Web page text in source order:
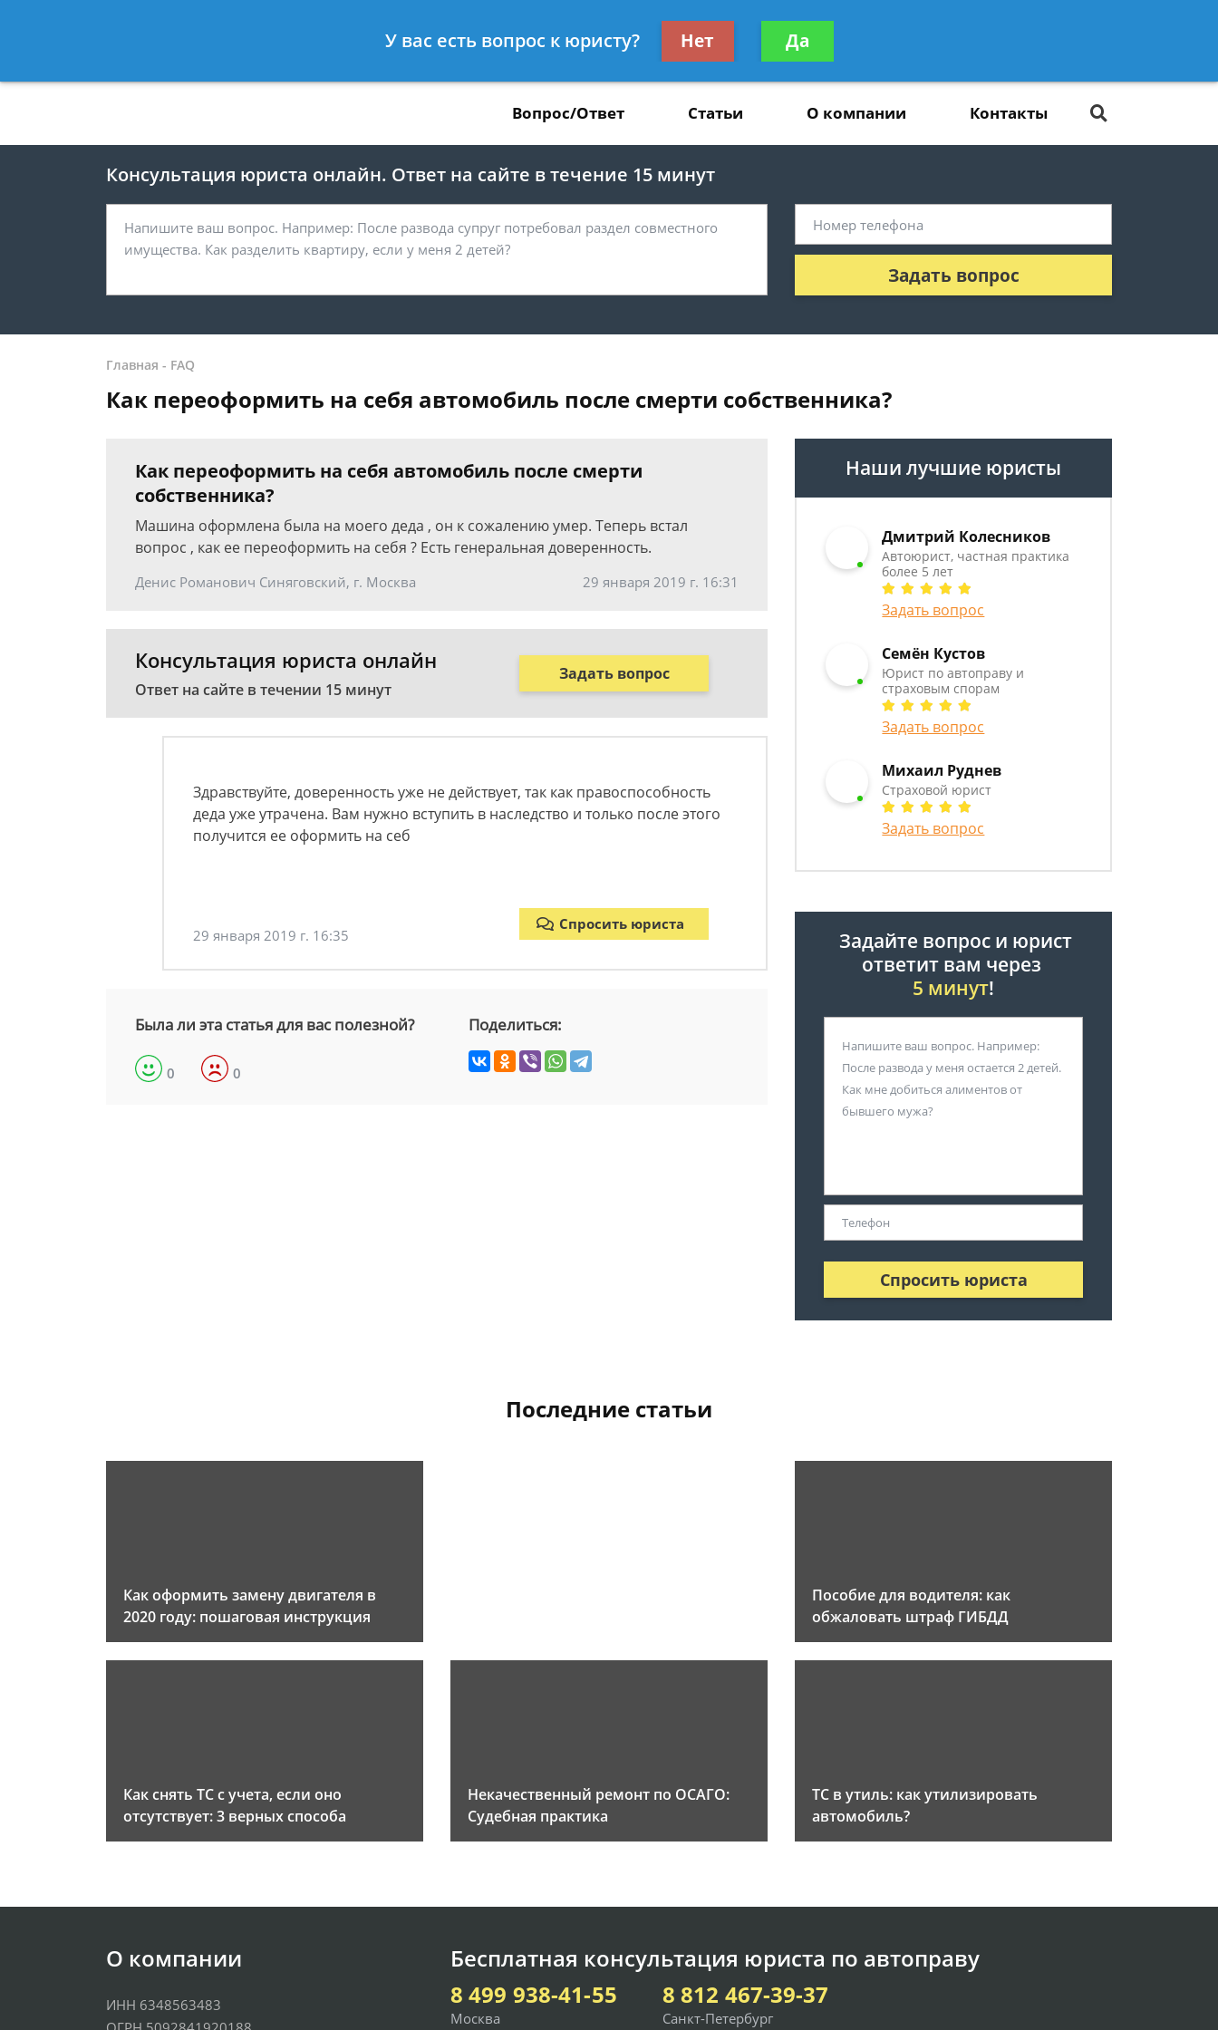
8 812 467-39-37
Получите консультацию
бесплатно
Вопрос/Ответ Статьи О компании Контакты
Консультация юриста онлайн. Ответ на сайте в течение 15 минут
Задать вопрос
Главная - FAQ
Как переоформить на себя автомобиль после смерти собственника?
Как переоформить на себя автомобиль после смерти
собственника?
Машина оформлена была на моего деда , он к сожалению умер. Теперь встал
вопрос , как ее переоформить на себя ? Есть генеральная доверенность.
Денис Романович Синяговский, г. Москва 29 января 2019 г. 16:31
Консультация юриста онлайн
Ответ на сайте в течении 15 минут
Задать вопрос
Здравствуйте, доверенность уже не действует, так как правоспособность
деда уже утрачена. Вам нужно вступить в наследство и только после этого
получится ее оформить на себ
29 января 2019 г. 16:35
Спросить юриста
Была ли эта статья для вас полезной?
0 0
Поделиться:
Наши лучшие юристы
Дмитрий Колесников
Автоюрист, частная практика
более 5 лет
Задать вопрос
Семён Кустов
Юрист по автоправу и
страховым спорам
Задать вопрос
Михаил Руднев
Страховой юрист
Задать вопрос
Задайте вопрос и юрист
ответит вам через
5 минут!
Спросить юриста
Последние статьи
Как оформить замену двигателя в
2020 году: пошаговая инструкция
Пособие для водителя: как
обжаловать штраф ГИБДД
Как снять ТС с учета, если оно
отсутствует: 3 верных способа
Некачественный ремонт по ОСАГО:
Судебная практика
ТС в утиль: как утилизировать
автомобиль?
О компании
ИНН 6348563483
Бесплатная консультация юриста по автоправу
8 499 938-41-55
Москва
8 812 467-39-37
Санкт-Петербург
У вас есть вопрос к юристу? Нет Да